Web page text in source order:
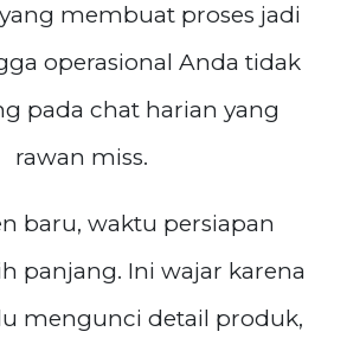
membuat proses jadi
operasional Anda tidak
pada chat harian yang
rawan miss.
baru, waktu persiapan
panjang. Ini wajar karena
mengunci detail produk,